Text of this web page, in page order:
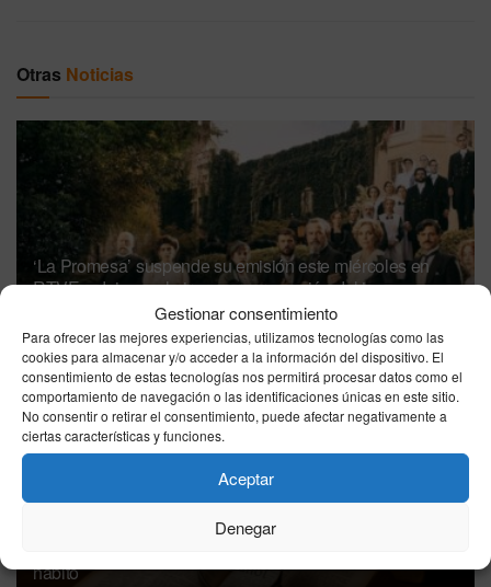
Gestionar consentimiento
Para ofrecer las mejores experiencias, utilizamos tecnologías como las
cookies para almacenar y/o acceder a la información del dispositivo. El
consentimiento de estas tecnologías nos permitirá procesar datos como el
comportamiento de navegación o las identificaciones únicas en este sitio.
No consentir o retirar el consentimiento, puede afectar negativamente a
ciertas características y funciones.
Aceptar
Denegar
Otras Noticias
‘La Promesa’ suspende su emisión este miércoles en
RTVE y deja en el aire su programación del jueves y
10/08/2026
hábito